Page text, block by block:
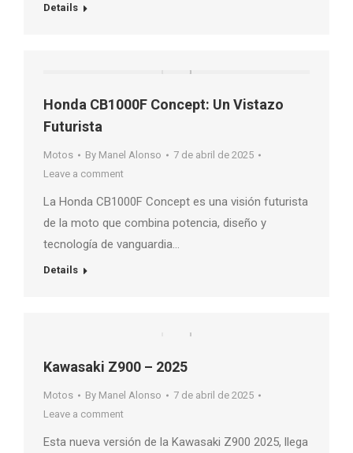
Details
Honda CB1000F Concept: Un Vistazo
Futurista
Motos By Manel Alonso
7 de abril de 2025
Leave a comment
La Honda CB1000F Concept es una visión futurista
de la moto que combina potencia, diseño y
tecnología de vanguardia…
Details
Kawasaki Z900 – 2025
Motos By Manel Alonso
7 de abril de 2025
Leave a comment
Esta nueva versión de la Kawasaki Z900 2025, llega